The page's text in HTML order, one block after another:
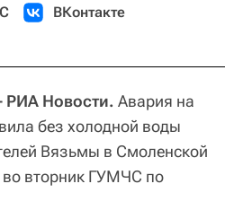
ВКонтакте
РИА Новости. Авария на
без холодной воды
Вязьмы в Смоленской
вторник ГУМЧС по